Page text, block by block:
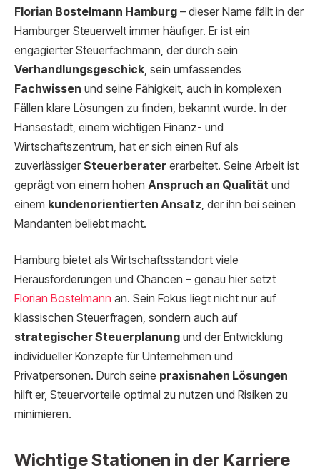
Florian Bostelmann Hamburg – dieser Name fällt in der
Hamburger Steuerwelt immer häufiger. Er ist ein
engagierter Steuerfachmann, der durch sein
Verhandlungsgeschick, sein umfassendes
Fachwissen und seine Fähigkeit, auch in komplexen
Fällen klare Lösungen zu finden, bekannt wurde. In der
Hansestadt, einem wichtigen Finanz- und
Wirtschaftszentrum, hat er sich einen Ruf als
zuverlässiger Steuerberater erarbeitet. Seine Arbeit ist
geprägt von einem hohen Anspruch an Qualität und
einem kundenorientierten Ansatz, der ihn bei seinen
Mandanten beliebt macht.
Hamburg bietet als Wirtschaftsstandort viele
Herausforderungen und Chancen – genau hier setzt
Florian Bostelmann an. Sein Fokus liegt nicht nur auf
klassischen Steuerfragen, sondern auch auf
strategischer Steuerplanung und der Entwicklung
individueller Konzepte für Unternehmen und
Privatpersonen. Durch seine praxisnahen Lösungen
hilft er, Steuervorteile optimal zu nutzen und Risiken zu
minimieren.
Wichtige Stationen in der Karriere